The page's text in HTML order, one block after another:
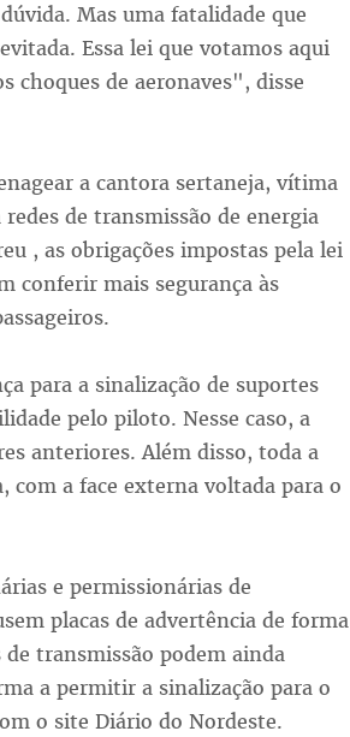
Mas uma fatalidade que
Essa lei que votamos aqui
choques de aeronaves", disse
a cantora sertaneja, vítima
de transmissão de energia
, as obrigações impostas pela lei
conferir mais segurança às
para a sinalização de suportes
pelo piloto. Nesse caso, a
anteriores. Além disso, toda a
com a face externa voltada para o
e permissionárias de
placas de advertência de forma
transmissão podem ainda
a permitir a sinalização para o
o site Diário do Nordeste.